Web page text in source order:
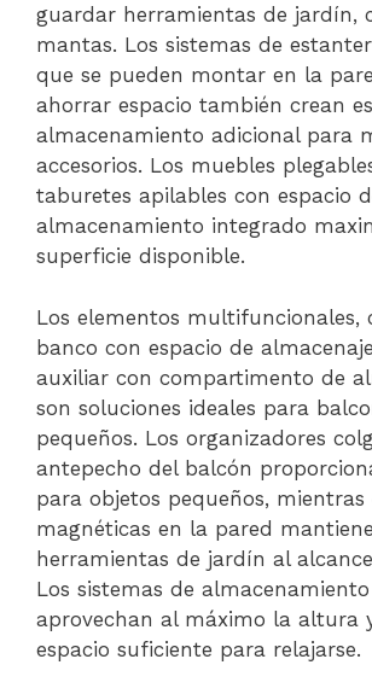
guardar herramientas de jardín,
mantas. Los sistemas de
que se pueden montar en la
ahorrar espacio también crean
almacenamiento adicional para
accesorios. Los muebles
taburetes apilables con espacio
almacenamiento integrado
superficie disponible.
Los elementos multifuncionales,
banco con espacio de
auxiliar con compartimento de
son soluciones ideales para
pequeños. Los organizadores
antepecho del balcón
para objetos pequeños,
magnéticas en la pared
herramientas de jardín al
Los sistemas de
aprovechan al máximo la altura
espacio suficiente para relajarse.